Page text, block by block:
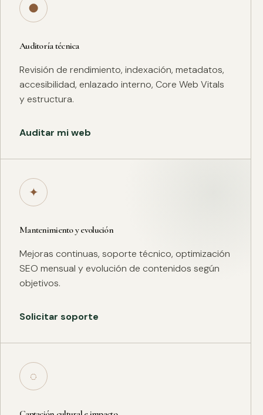
●
Auditoría técnica
Revisión de rendimiento, indexación, metadatos,
accesibilidad, enlazado interno, Core Web Vitals
y estructura.
Auditar mi web
✦
Mantenimiento y evolución
Mejoras continuas, soporte técnico, optimización
SEO mensual y evolución de contenidos según
objetivos.
Solicitar soporte
◌